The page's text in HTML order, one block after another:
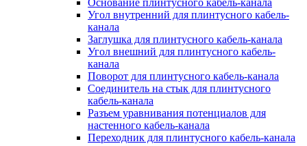
Основание плинтусного кабель-канала
Угол внутренний для плинтусного кабель-
канала
Заглушка для плинтусного кабель-канала
Угол внешний для плинтусного кабель-
канала
Поворот для плинтусного кабель-канала
Соединитель на стык для плинтусного
кабель-канала
Разъем уравнивания потенциалов для
настенного кабель-канала
Переходник для плинтусного кабель-канала